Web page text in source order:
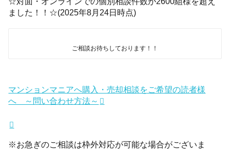
ました！！☆(2025年8月24日時点)
ご相談お待ちしております！！
マンションマニアへ購入・売却相談をご希望の読者様
へ ～問い合わせ方法～
※お急ぎのご相談は枠外対応が可能な場合がございま